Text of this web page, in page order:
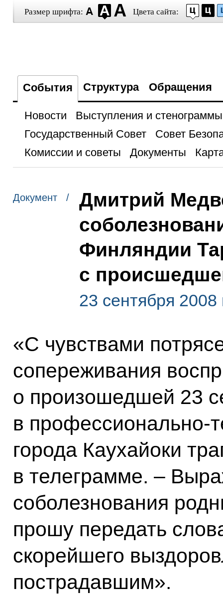
Размер шрифта: Цвета сайта:
События Структура Обращения
Новости
Выступления и стенограммы
Государственный Совет
Совет
Комиссии и советы
Документы
Документ /
Дмитрий
Финляндии
с
23 сентября 2008
«С чувствами
сопереживания
о произошедшей 23
в профессионально-
города Каухайоки
в телеграмме. –
соболезнования
прошу передать
скорейшего
пострадавшим».